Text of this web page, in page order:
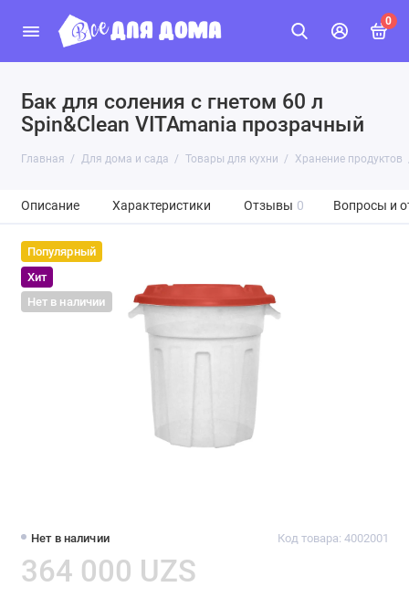
0
Бак для соления с гнетом 60 л
Spin&Clean VITAmania прозрачный
Главная Для дома и сада Товары для кухни Хранение продуктов
Описание Характеристики Отзывы 0 Вопросы и
Популярный
Хит
Нет в наличии
Нет в наличии Код товара: 4002001
364 000 UZS